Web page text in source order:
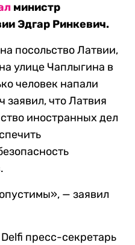
министр
Эдгар Ринкевич.
посольство Латвии,
улице Чаплыгина в
человек напали
заявил, что Латвия
иностранных дел
— заявил
пресс-секретарь